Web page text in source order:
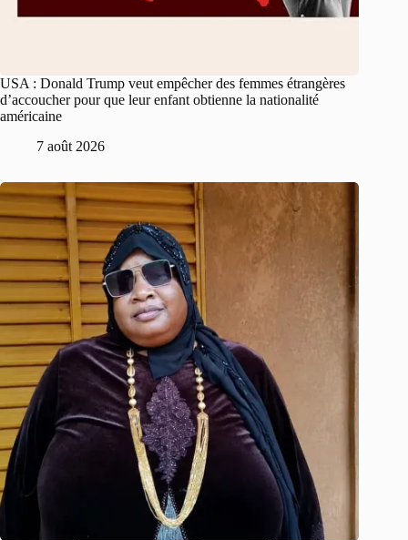
USA : Donald Trump veut empêcher des femmes étrangères
d’accoucher pour que leur enfant obtienne la nationalité
américaine
7 août 2026